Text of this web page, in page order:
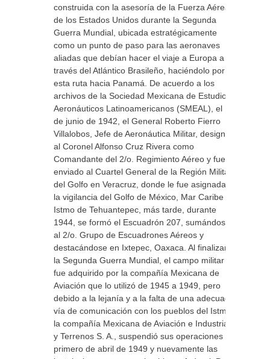
construida con la asesoría de la Fuerza Aérea
de los Estados Unidos durante la Segunda
Guerra Mundial, ubicada estratégicamente
como un punto de paso para las aeronaves
aliadas que debían hacer el viaje a Europa a
través del Atlántico Brasileño, haciéndolo por
esta ruta hacia Panamá. De acuerdo a los
archivos de la Sociedad Mexicana de Estudios
Aeronáuticos Latinoamericanos (SMEAL), el 1
de junio de 1942, el General Roberto Fierro
Villalobos, Jefe de Aeronáutica Militar, designó
al Coronel Alfonso Cruz Rivera como
Comandante del 2/o. Regimiento Aéreo y fue
enviado al Cuartel General de la Región Militar
del Golfo en Veracruz, donde le fue asignada
la vigilancia del Golfo de México, Mar Caribe e
Istmo de Tehuantepec, más tarde, durante
1944, se formó el Escuadrón 207, sumándose
al 2/o. Grupo de Escuadrones Aéreos y
destacándose en Ixtepec, Oaxaca. Al finalizar
la Segunda Guerra Mundial, el campo militar
fue adquirido por la compañía Mexicana de
Aviación que lo utilizó de 1945 a 1949, pero
debido a la lejanía y a la falta de una adecuada
vía de comunicación con los pueblos del Istmo,
la compañía Mexicana de Aviación e Industrias
y Terrenos S. A., suspendió sus operaciones el
primero de abril de 1949 y nuevamente las